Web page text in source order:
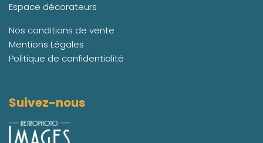
Espace décorateurs
Nos conditions de vente
Mentions Légales
Politique de confidentialité
Suivez-nous